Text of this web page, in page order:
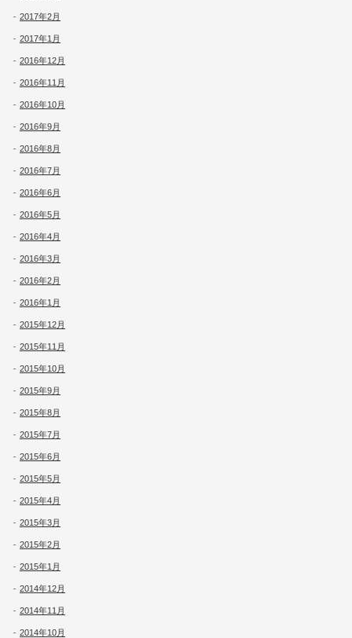
2017年2月
2017年1月
2016年12月
2016年11月
2016年10月
2016年9月
2016年8月
2016年7月
2016年6月
2016年5月
2016年4月
2016年3月
2016年2月
2016年1月
2015年12月
2015年11月
2015年10月
2015年9月
2015年8月
2015年7月
2015年6月
2015年5月
2015年4月
2015年3月
2015年2月
2015年1月
2014年12月
2014年11月
2014年10月